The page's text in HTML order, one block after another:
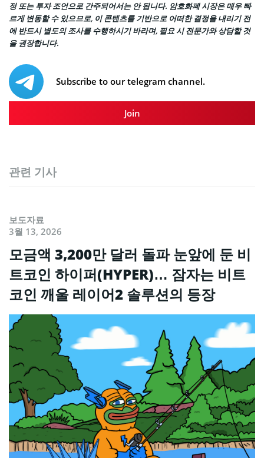
정 또는 투자 조언으로 간주되어서는 안 됩니다. 암호화폐 시장은 매우 빠
르게 변동할 수 있으므로, 이 콘텐츠를 기반으로 어떠한 결정을 내리기 전
에 반드시 별도의 조사를 수행하시기 바라며, 필요 시 전문가와 상담할 것
을 권장합니다.
Subscribe to our telegram channel.
Join
관련 기사
보도자료
3월 13, 2026
모금액 3,200만 달러 돌파 눈앞에 둔 비
트코인 하이퍼(HYPER)… 잠자는 비트
코인 깨울 레이어2 솔루션의 등장